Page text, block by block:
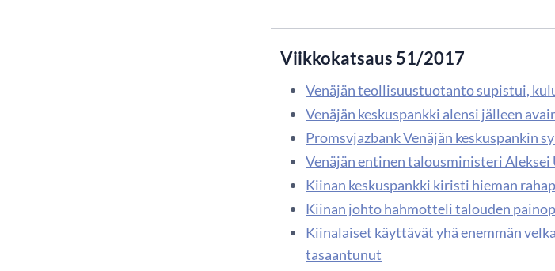
Viikkokatsaus 51/2017
Venäjän teollisuustuotanto supistui,
Venäjän keskuspankki alensi jälleen
Promsvjazbank Venäjän keskuspankin
Venäjän entinen talousministeri
Kiinan keskuspankki kiristi hieman
Kiinan johto hahmotteli talouden
Kiinalaiset käyttävät yhä enemmän
tasaantunut